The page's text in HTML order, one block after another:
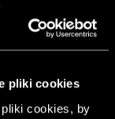
pliki cookies
cookies, by